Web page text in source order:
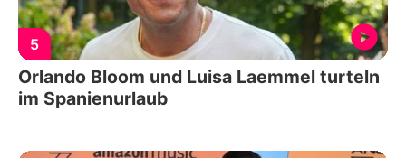
5
Orlando Bloom und Luisa Laemmel turteln
im Spanienurlaub